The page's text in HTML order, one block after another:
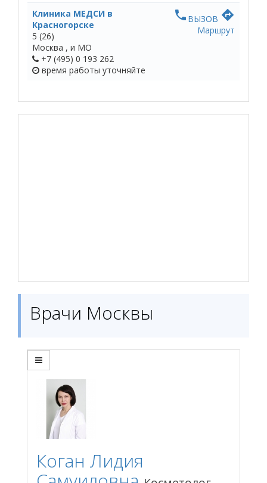
Клиника МЕДСИ в
Красногорске
5 (26)
Москва , и МО
+7 (495) 0 193 262
время работы уточняйте
phone ВЫЗОВ directions
Маршрут
Врачи Москвы
Коган Лидия